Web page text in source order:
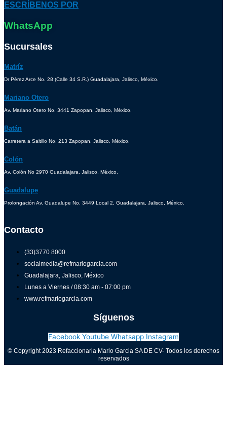
ESCRÍBENOS POR
WhatsApp
Sucursales
Matríz
Dr Pérez Arce No. 28 (Calle 34 S.R.) Guadalajara, Jalisco, México.
Mariano Otero
Av. Mariano Otero No. 3441 Zapopan, Jalisco, México.
Batán
Carretera a Saltillo No. 213 Zapopan, Jalisco, México.
Colón
Av. Colón No 2970 Guadalajara, Jalisco, México.
Guadalupe
Prolongación Av. Guadalupe No. 3449 Local 2, Guadalajara, Jalisco, México.
Contacto
(33)3770 8000
socialmedia@refmariogarcia.com
Guadalajara, Jalisco, México
Lunes a Viernes / 08:30 am - 07:00 pm
www.refmariogarcia.com
Síguenos
Facebook Youtube Whatsapp Instagram
© Copyright 2023 Refaccionaria Mario Garcia SA DE CV- Todos los derechos
reservados